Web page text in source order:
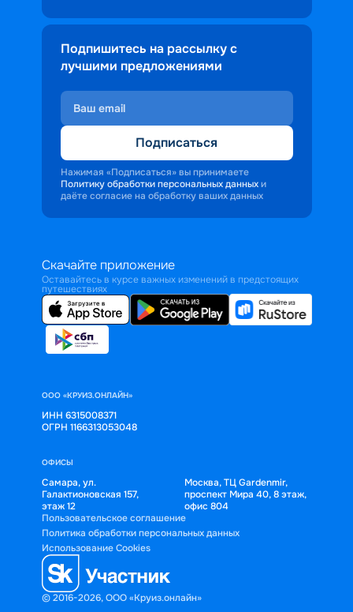
Подпишитесь на рассылку с
лучшими предложениями
Подписаться
Нажимая «Подписаться» вы принимаете
Политику обработки персональных данных и
даёте согласие на обработку ваших данных
Скачайте приложение
Оставайтесь в курсе важных изменений в предстоящих
путешествиях
ООО «КРУИЗ.ОНЛАЙН»
ИНН 6315008371
ОГРН 1166313053048
ОФИСЫ
Самара, ул.
Галактионовская 157,
этаж 12
Москва, ТЦ Gardenmir,
проспект Мира 40, 8 этаж,
офис 804
© 2016-2026, ООО «Круиз.онлайн»
Пользовательское соглашение
Политика обработки персональных данных
Использование Cookies